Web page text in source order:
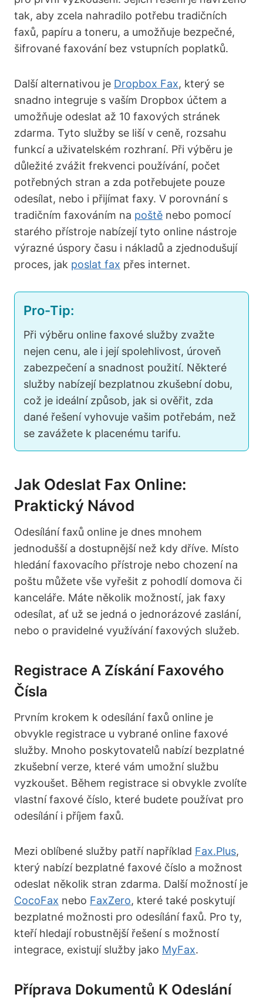
tak, aby zcela nahradilo potřebu tradičních
faxů, papíru a toneru, a umožňuje bezpečné,
šifrované faxování bez vstupních poplatků.
Další alternativou je Dropbox Fax, který se
snadno integruje s vaším Dropbox účtem a
umožňuje odeslat až 10 faxových stránek
zdarma. Tyto služby se liší v ceně, rozsahu
funkcí a uživatelském rozhraní. Při výběru je
důležité zvážit frekvenci používání, počet
potřebných stran a zda potřebujete pouze
odesílat, nebo i přijímat faxy. V porovnání s
tradičním faxováním na poště nebo pomocí
starého přístroje nabízejí tyto online nástroje
výrazné úspory času i nákladů a zjednodušují
proces, jak poslat fax přes internet.
Pro-Tip:
Při výběru online faxové služby zvažte
nejen cenu, ale i její spolehlivost, úroveň
zabezpečení a snadnost použití. Některé
služby nabízejí bezplatnou zkušební dobu,
což je ideální způsob, jak si ověřit, zda
dané řešení vyhovuje vašim potřebám, než
se zavážete k placenému tarifu.
Jak Odeslat Fax Online:
Praktický Návod
Odesílání faxů online je dnes mnohem
jednodušší a dostupnější než kdy dříve. Místo
hledání faxovacího přístroje nebo chození na
poštu můžete vše vyřešit z pohodlí domova či
kanceláře. Máte několik možností, jak faxy
odesílat, ať už se jedná o jednorázové zaslání,
nebo o pravidelné využívání faxových služeb.
Registrace A Získání Faxového
Čísla
Prvním krokem k odesílání faxů online je
obvykle registrace u vybrané online faxové
služby. Mnoho poskytovatelů nabízí bezplatné
zkušební verze, které vám umožní službu
vyzkoušet. Během registrace si obvykle zvolíte
vlastní faxové číslo, které budete používat pro
odesílání i příjem faxů.
Mezi oblíbené služby patří například Fax.Plus,
který nabízí bezplatné faxové číslo a možnost
odeslat několik stran zdarma. Další možností je
CocoFax nebo FaxZero, které také poskytují
bezplatné možnosti pro odesílání faxů. Pro ty,
kteří hledají robustnější řešení s možností
integrace, existují služby jako MyFax.
Příprava Dokumentů K Odeslání